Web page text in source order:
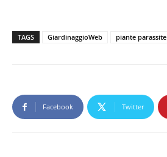
TAGS GiardinaggioWeb piante parassite
Facebook Twitter